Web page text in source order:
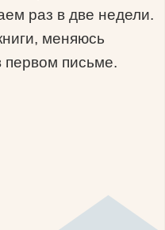
раз в две недели.
меняюсь
письме.